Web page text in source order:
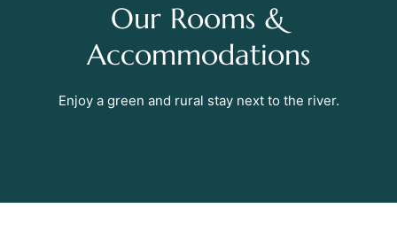
Our Rooms &
Accommodations
Enjoy a green and rural stay next to the river.